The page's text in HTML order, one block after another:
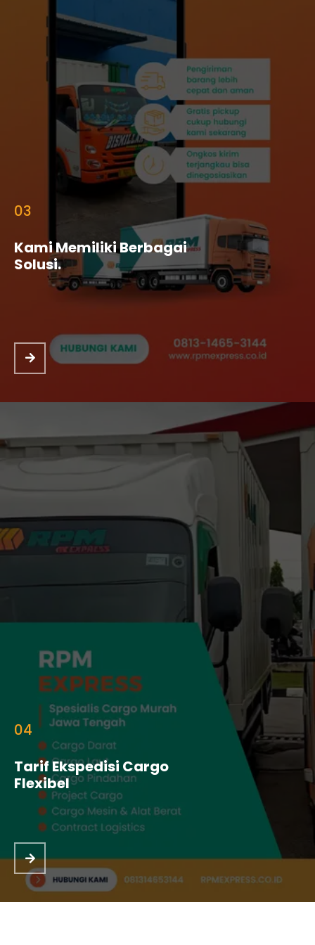
03
Kami Memiliki Berbagai
Solusi.
04
Tarif Ekspedisi Cargo
Flexibel